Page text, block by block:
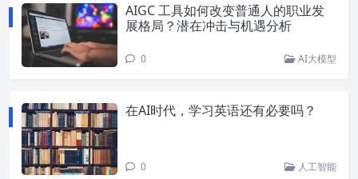
AIGC 工具如何改变普通人的职业发
展格局？潜在冲击与机遇分析
0 AI大模型
在AI时代，学习英语还有必要吗？
0 人工智能